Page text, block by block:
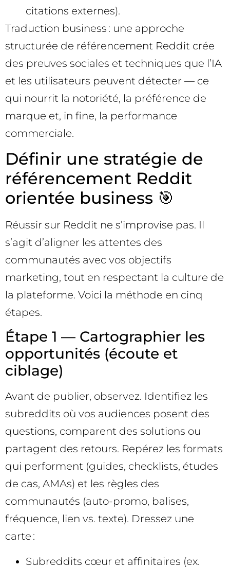
citations externes).
Traduction business : une approche
structurée de référencement Reddit crée
des preuves sociales et techniques que l’IA
et les utilisateurs peuvent détecter — ce
qui nourrit la notoriété, la préférence de
marque et, in fine, la performance
commerciale.
Définir une stratégie de
référencement Reddit
orientée business 🎯
Réussir sur Reddit ne s’improvise pas. Il
s’agit d’aligner les attentes des
communautés avec vos objectifs
marketing, tout en respectant la culture de
la plateforme. Voici la méthode en cinq
étapes.
Étape 1 — Cartographier les
opportunités (écoute et
ciblage)
Avant de publier, observez. Identifiez les
subreddits où vos audiences posent des
questions, comparent des solutions ou
partagent des retours. Repérez les formats
qui performent (guides, checklists, études
de cas, AMAs) et les règles des
communautés (auto-promo, balises,
fréquence, lien vs. texte). Dressez une
carte :
Subreddits cœur et affinitaires (ex.